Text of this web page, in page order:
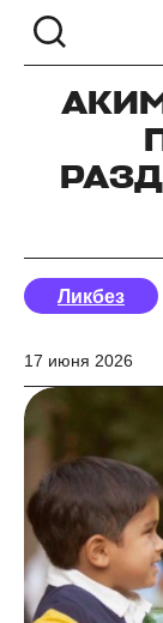
Ликбез
17 июня 2026